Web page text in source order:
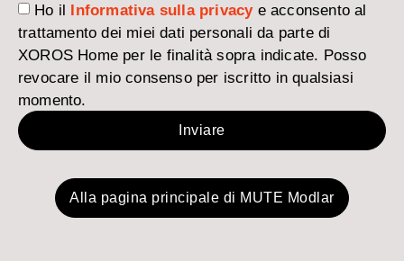
Ho il Informativa sulla privacye acconsento al
trattamento dei miei dati personali da parte di
XOROS Home per le finalità sopra indicate. Posso
revocare il mio consenso per iscritto in qualsiasi
momento.
Inviare
Alla pagina principale di MUTE Modlar